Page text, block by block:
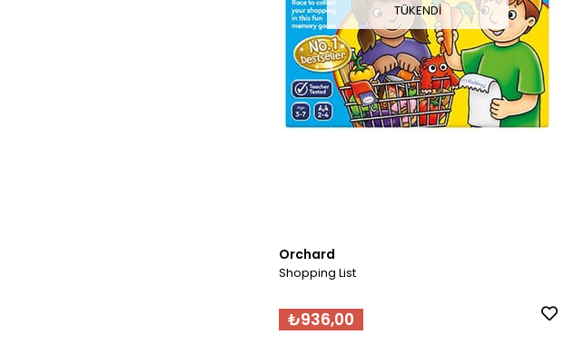
TÜKENDI
Orchard
Shopping List
₺936,00